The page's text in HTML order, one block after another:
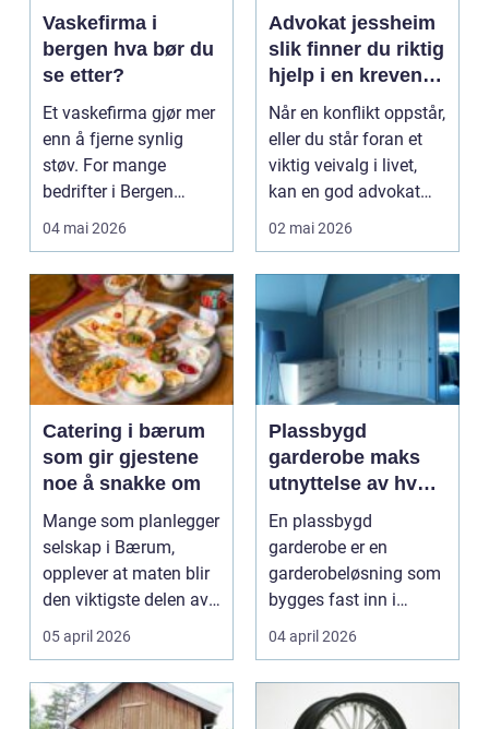
Vaskefirma i
bergen hva bør du
se etter?
Et vaskefirma gjør mer
enn å fjerne synlig
støv. For mange
bedrifter i Bergen
handler renhold om
04 mai 2026
Advokat jessheim
slik finner du riktig
hjelp i en krevende
situasjon
Når en konflikt oppstår,
eller du står foran et
viktig veivalg i livet,
kan en god advokat
være fors...
02 mai 2026
Catering i bærum
som gir gjestene
noe å snakke om
Mange som planlegger
selskap i Bærum,
opplever at maten blir
den viktigste delen av
kvelden. God mat...
05 april 2026
Plassbygd
garderobe maks
utnyttelse av hver
centimeter
En plassbygd
garderobe er en
garderobeløsning som
bygges fast inn i
rommet og tilpasses
mål, vinkler...
04 april 2026